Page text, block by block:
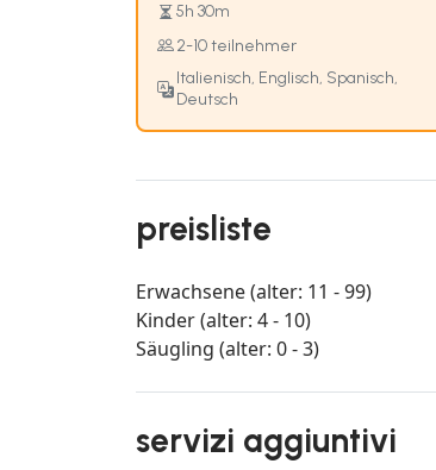
5h 30m
2-10 teilnehmer
Italienisch, Englisch, Spanisch,
Deutsch
preisliste
Erwachsene (alter: 11 - 99)
Kinder (alter: 4 - 10)
Säugling (alter: 0 - 3)
servizi aggiuntivi